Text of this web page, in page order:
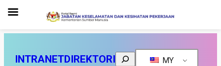
INTRANETDIREKTORI Search MY